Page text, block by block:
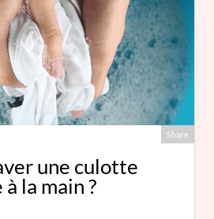
Share
une culotte
la main ?